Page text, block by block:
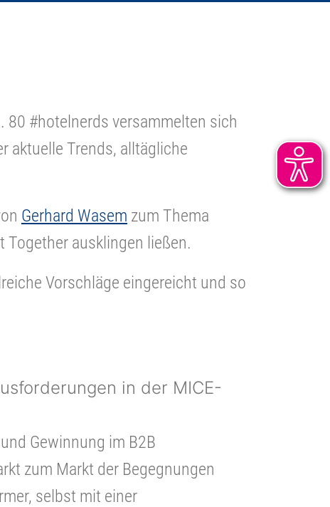
80 #hotelnerds versammelten sich
aktuelle Trends, alltägliche
Gerhard Wasem zum Thema
Together ausklingen ließen.
Vorschläge eingereicht und so
in der MICE-
Gewinnung im B2B
zum Markt der Begegnungen
selbst mit einer